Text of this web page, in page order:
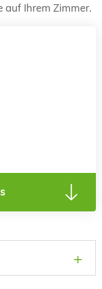
auf Ihrem Zimmer.